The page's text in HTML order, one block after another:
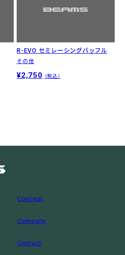
R-EVO セミレーシングバッフル
その他
¥2,750 （税込）
Concept
Company
Contact